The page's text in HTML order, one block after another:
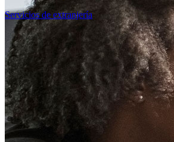
Servicios de extranjería